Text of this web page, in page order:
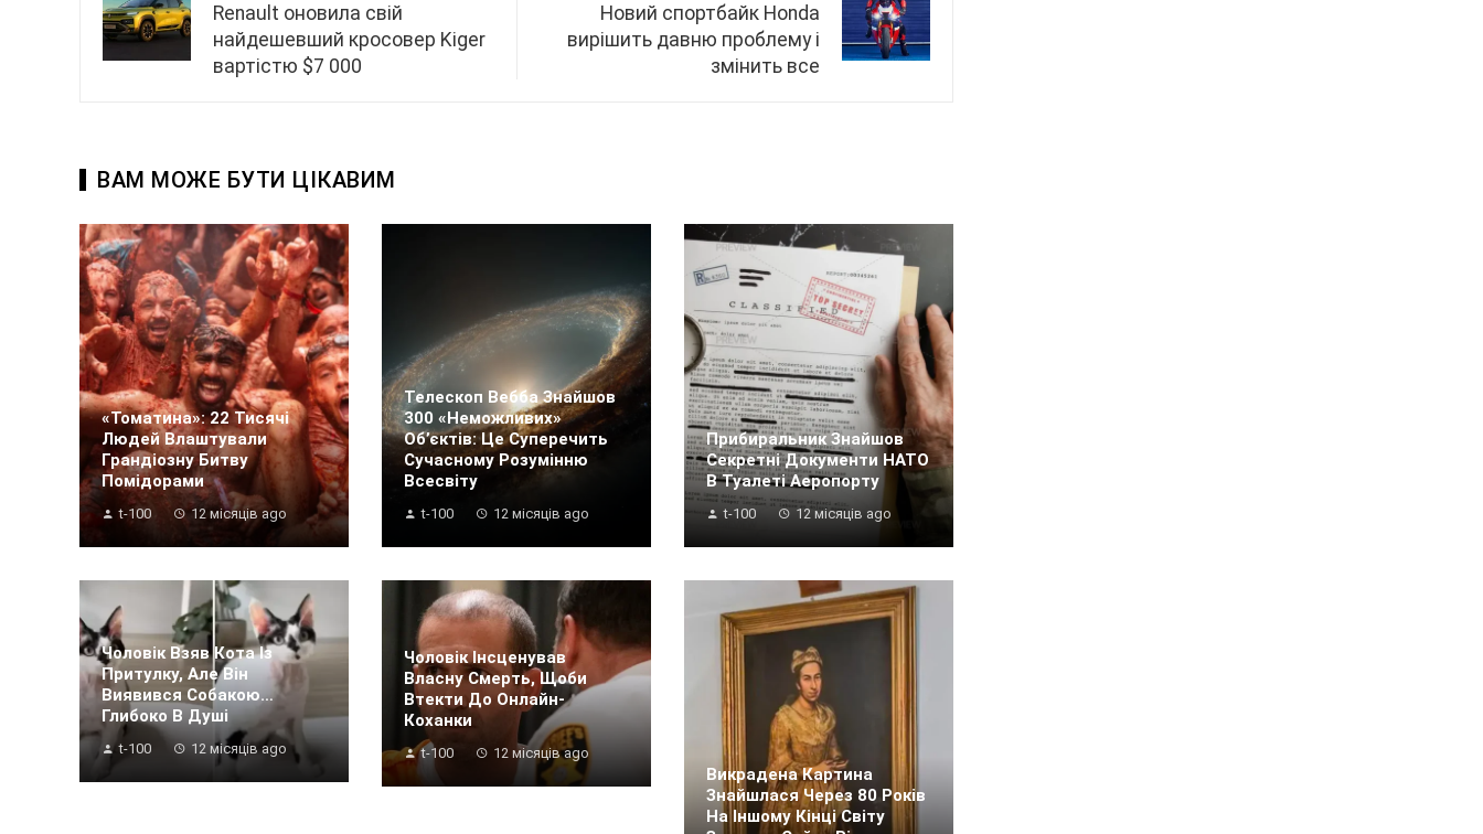
Renault оновила свій
найдешевший кросовер Kiger
вартістю $7 000
Новий спортбайк Honda
вирішить давню проблему і
змінить все
ВАМ МОЖЕ БУТИ ЦІКАВИМ
«Томатина»: 22 Тисячі
Людей Влаштували
Грандіозну Битву
Помідорами
t-100 12 місяців ago
Телескоп Вебба Знайшов
300 «неможливих»
Об’єктів: Це Суперечить
Сучасному Розумінню
Всесвіту
t-100 12 місяців ago
Прибиральник Знайшов
Секретні Документи НАТО
В Туалеті Аеропорту
t-100 12 місяців ago
Чоловік Взяв Кота Із
Притулку, Але Він
Виявився Собакою…
Глибоко В Душі
t-100 12 місяців ago
Чоловік Інсценував
Власну Смерть, Щоби
Втекти До Онлайн-
Коханки
t-100 12 місяців ago
Викрадена Картина
Знайшлася Через 80 Років
На Іншому Кінці Світу